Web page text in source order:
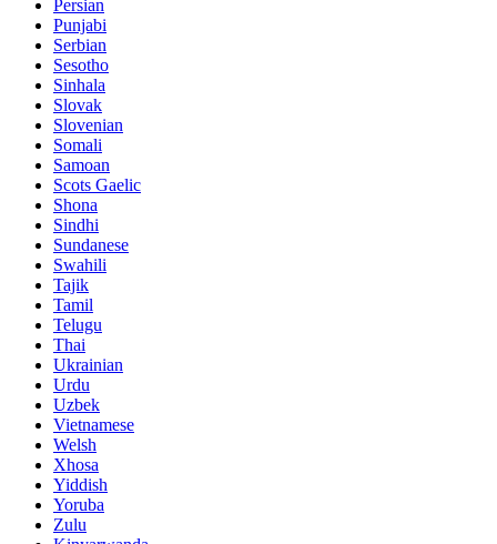
Persian
Punjabi
Serbian
Sesotho
Sinhala
Slovak
Slovenian
Somali
Samoan
Scots Gaelic
Shona
Sindhi
Sundanese
Swahili
Tajik
Tamil
Telugu
Thai
Ukrainian
Urdu
Uzbek
Vietnamese
Welsh
Xhosa
Yiddish
Yoruba
Zulu